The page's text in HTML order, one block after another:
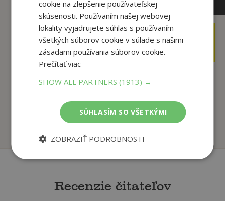
8
5,95€
autor neuvedený
písmo
autor neuvedený
Recenzie čitateľov
cookie na zlepšenie používateľskej
skúsenosti. Používaním našej webovej
lokality vyjadrujete súhlas s používaním
všetkých súborov cookie v súlade s našimi
zásadami používania súborov cookie.
Prečítať viac
SHOW ALL PARTNERS(1913) →
SÚHLASÍM SO VŠETKÝMI
ZOBRAZIŤ PODROBNOSTI